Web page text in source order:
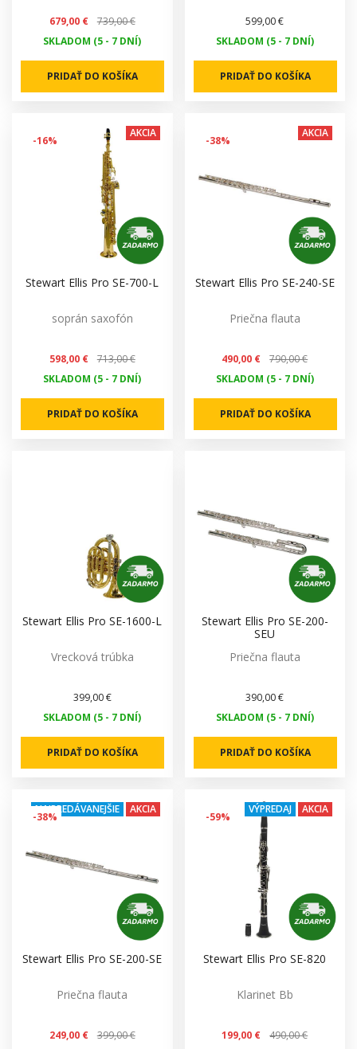
679,00 €
739,00 €
SKLADOM (5 - 7 DNÍ)
PRIDAŤ DO KOŠÍKA
599,00 €
SKLADOM (5 - 7 DNÍ)
PRIDAŤ DO KOŠÍKA
-16%
AKCIA
Stewart Ellis Pro SE-700-L
soprán saxofón
598,00 €
713,00 €
SKLADOM (5 - 7 DNÍ)
PRIDAŤ DO KOŠÍKA
-38%
AKCIA
Stewart Ellis Pro SE-240-SE
Priečna flauta
490,00 €
790,00 €
SKLADOM (5 - 7 DNÍ)
PRIDAŤ DO KOŠÍKA
Stewart Ellis Pro SE-1600-L
Vrecková trúbka
399,00 €
SKLADOM (5 - 7 DNÍ)
PRIDAŤ DO KOŠÍKA
Stewart Ellis Pro SE-200-
SEU
Priečna flauta
390,00 €
SKLADOM (5 - 7 DNÍ)
PRIDAŤ DO KOŠÍKA
-38%
NAJPREDÁVANEJŠIE AKCIA
Stewart Ellis Pro SE-200-SE
Priečna flauta
249,00 €
399,00 €
-59%
VÝPREDAJ AKCIA
Stewart Ellis Pro SE-820
Klarinet Bb
199,00 €
490,00 €